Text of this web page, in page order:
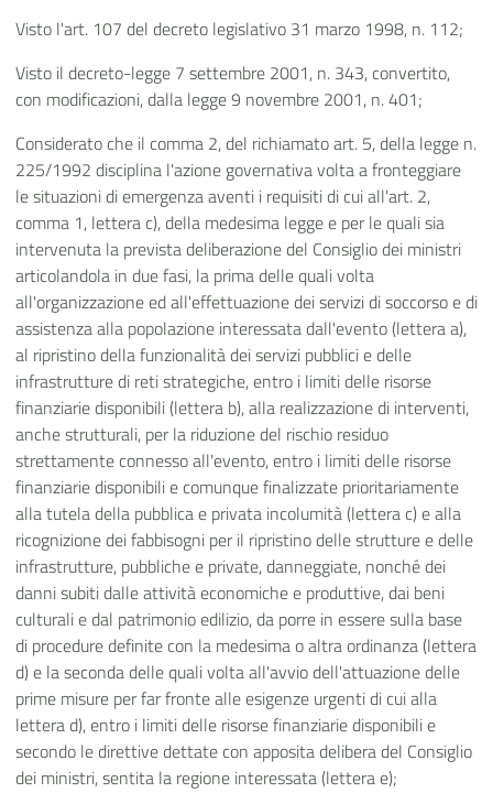
Visto l'art. 107 del decreto legislativo 31 marzo 1998, n. 112;
Visto il decreto-legge 7 settembre 2001, n. 343, convertito,
con modificazioni, dalla legge 9 novembre 2001, n. 401;
Considerato che il comma 2, del richiamato art. 5, della legge n.
225/1992 disciplina l'azione governativa volta a fronteggiare
le situazioni di emergenza aventi i requisiti di cui all'art. 2,
comma 1, lettera c), della medesima legge e per le quali sia
intervenuta la prevista deliberazione del Consiglio dei ministri
articolandola in due fasi, la prima delle quali volta
all'organizzazione ed all'effettuazione dei servizi di soccorso e di
assistenza alla popolazione interessata dall'evento (lettera a),
al ripristino della funzionalità dei servizi pubblici e delle
infrastrutture di reti strategiche, entro i limiti delle risorse
finanziarie disponibili (lettera b), alla realizzazione di interventi,
anche strutturali, per la riduzione del rischio residuo
strettamente connesso all'evento, entro i limiti delle risorse
finanziarie disponibili e comunque finalizzate prioritariamente
alla tutela della pubblica e privata incolumità (lettera c) e alla
ricognizione dei fabbisogni per il ripristino delle strutture e delle
infrastrutture, pubbliche e private, danneggiate, nonché dei
danni subiti dalle attività economiche e produttive, dai beni
culturali e dal patrimonio edilizio, da porre in essere sulla base
di procedure definite con la medesima o altra ordinanza (lettera
d) e la seconda delle quali volta all'avvio dell'attuazione delle
prime misure per far fronte alle esigenze urgenti di cui alla
lettera d), entro i limiti delle risorse finanziarie disponibili e
secondo le direttive dettate con apposita delibera del Consiglio
dei ministri, sentita la regione interessata (lettera e);